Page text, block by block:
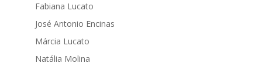
Fabiana Lucato
José Antonio Encinas
Márcia Lucato
Natália Molina